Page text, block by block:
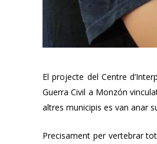
El projecte del Centre
Guerra Civil a Monzón
altres municipis es van anar
Precisament per vertebrar